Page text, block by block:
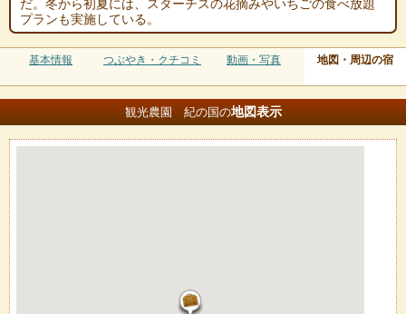
だ。冬から初夏には、スターチスの花摘みやいちごの食べ放題
プランも実施している。
基本情報 つぶやき・クチコミ 動画・写真 地図・周辺の宿
観光農園 紀の国の地図表示